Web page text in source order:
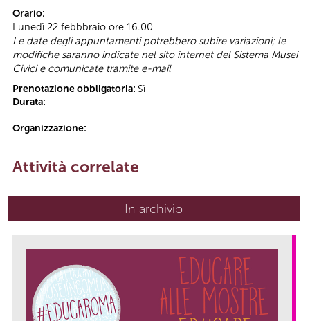
Orario:
Lunedì 22 febbbraio ore 16.00
Le date degli appuntamenti potrebbero subire variazioni; le
modifiche saranno indicate nel sito internet del Sistema Musei
Civici e comunicate tramite e-mail
Prenotazione obbligatoria: Sì
Durata:
Organizzazione:
Attività correlate
In archivio